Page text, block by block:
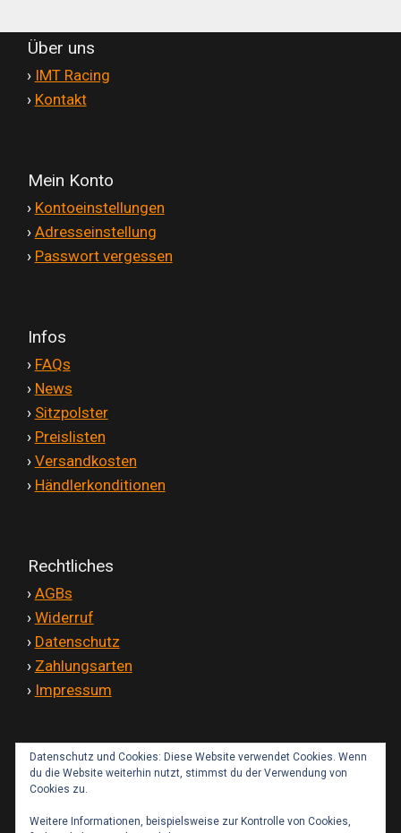
Über uns
› IMT Racing
› Kontakt
Mein Konto
› Kontoeinstellungen
› Adresseinstellung
› Passwort vergessen
Infos
› FAQs
› News
› Sitzpolster
› Preislisten
› Versandkosten
› Händlerkonditionen
Rechtliches
› AGBs
› Widerruf
› Datenschutz
› Zahlungsarten
› Impressum
Kontakt
Datenschutz und Cookies: Diese Website verwendet Cookies. Wenn
du die Website weiterhin nutzt, stimmst du der Verwendung von
Cookies zu.
Weitere Informationen, beispielsweise zur Kontrolle von Cookies,